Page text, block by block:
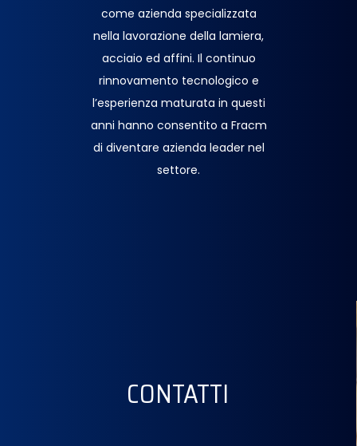
come azienda specializzata
nella lavorazione della lamiera,
acciaio ed affini. Il continuo
rinnovamento tecnologico e
l’esperienza maturata in questi
anni hanno consentito a Fracm
di diventare azienda leader nel
settore.
CONTATTI